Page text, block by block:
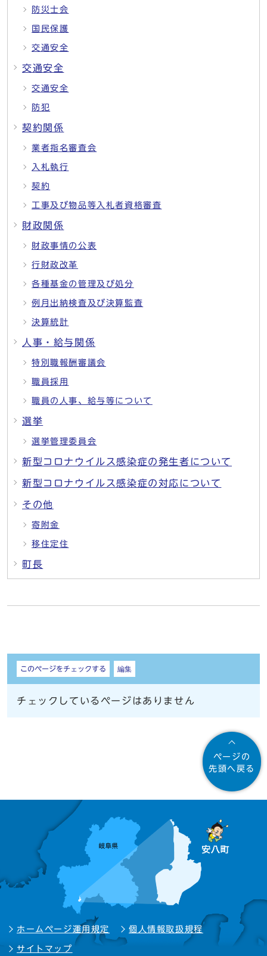
防災士会
国民保護
交通安全
交通安全
交通安全
防犯
契約関係
業者指名審査会
入札執行
契約
工事及び物品等入札者資格審査
財政関係
財政事情の公表
行財政改革
各種基金の管理及び処分
例月出納検査及び決算監査
決算統計
人事・給与関係
特別職報酬審議会
職員採用
職員の人事、給与等について
選挙
選挙管理委員会
新型コロナウイルス感染症の発生者について
新型コロナウイルス感染症の対応について
その他
寄附金
移住定住
町長
しおり
このページをチェックする 編集
チェックしているページはありません
ページの
先頭へ戻る
ホームページ運用規定 個人情報取扱規程
サイトマップ